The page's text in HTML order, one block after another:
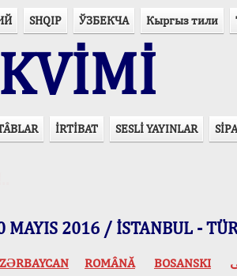
SHQIP ЎЗБЕКЧА Кыргыз тили
İRTİBAT SESLİ YAYINLAR
2016 / İSTANBUL -
ROMÂNĂ BOSANSKI